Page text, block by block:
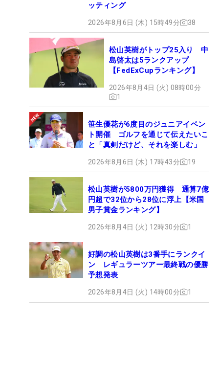
ッティング
2026年8月6日 (木) 15時49分 38
松山英樹がトップ25入り 中
島啓太は5ランクアップ
【FedExCupランキング】
2026年8月4日 (火) 08時00分
1
笹生優花が6度目のジュニアイベン
ト開催 ゴルフを通じて伝えたいこ
と「真剣だけど、それを楽しむ」
2026年8月6日 (木) 17時43分 19
松山英樹が5800万円獲得 通算7億
円超で32位から28位に浮上【米国
男子賞金ランキング】
2026年8月4日 (火) 12時30分 1
好調の松山英樹は3番手にランクイ
ン レギュラーツアー最終戦の優勝
予想発表
2026年8月4日 (火) 14時00分 1